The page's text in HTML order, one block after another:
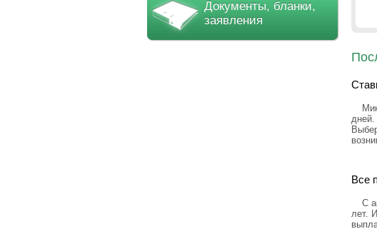
Документы, бланки,
заявления
дней.
Все
С
лет.